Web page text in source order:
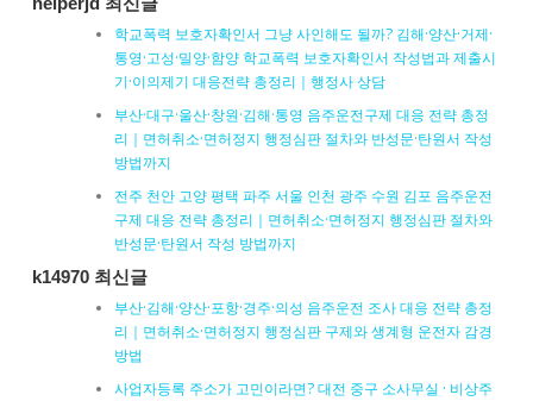
학교폭력 보호자확인서 그냥 사인해도 될까? 김해·양산·거제·
통영·고성·밀양·함양 학교폭력 보호자확인서 작성법과 제출시
기·이의제기 대응전략 총정리｜행정사 상담
부산·대구·울산·창원·김해·통영 음주운전구제 대응 전략 총정
리｜면허취소·면허정지 행정심판 절차와 반성문·탄원서 작성
방법까지
전주 천안 고양 평택 파주 서울 인천 광주 수원 김포 음주운전
구제 대응 전략 총정리｜면허취소·면허정지 행정심판 절차와
반성문·탄원서 작성 방법까지
k14970 최신글
부산·김해·양산·포항·경주·의성 음주운전 조사 대응 전략 총정
리｜면허취소·면허정지 행정심판 구제와 생계형 운전자 감경
방법
사업자등록 주소가 고민이라면? 대전 중구 소사무실 · 비상주